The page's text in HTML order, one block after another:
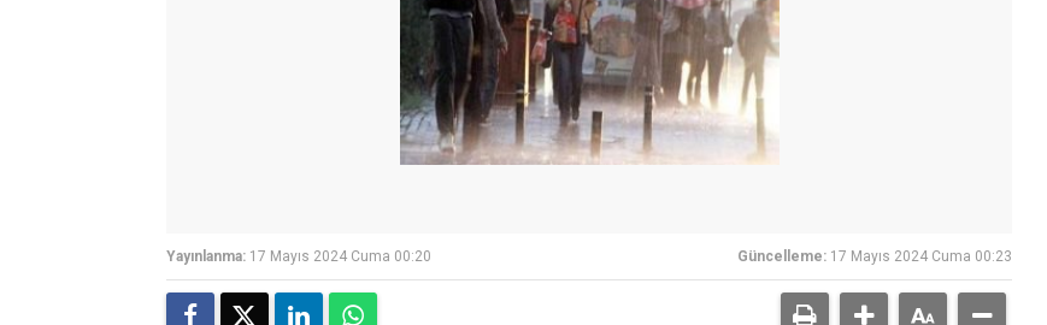
Yayınlanma: 17 Mayıs 2024 Cuma 00:20 Güncelleme: 17 Mayıs 2024 Cuma 00:23